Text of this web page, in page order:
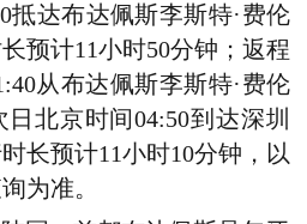
抵达布达佩斯李斯特·费伦
预计11小时50分钟；返程
从布达佩斯李斯特·费伦
日北京时间04:50到达深圳
长预计11小时10分钟，以
为准。